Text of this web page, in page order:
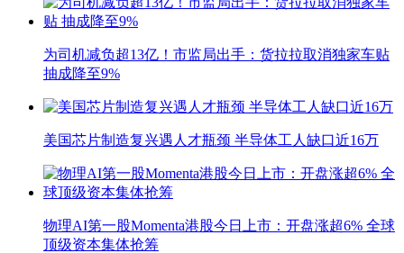
为司机减负超13亿！市监局出手：货拉拉取消独家车贴
抽成降至9%
美国芯片制造复兴遇人才瓶颈 半导体工人缺口近16万
物理AI第一股Momenta港股今日上市：开盘涨超6% 全球
顶级资本集体抢筹